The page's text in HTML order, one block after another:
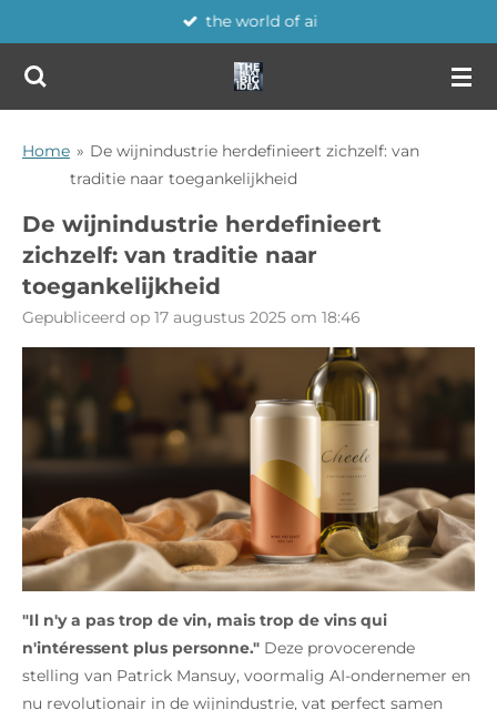
naar
de
the world of ai
Home » De wijnindustrie herdefinieert zichzelf: van
traditie naar toegankelijkheid
De wijnindustrie herdefinieert
zichzelf: van traditie naar
toegankelijkheid
Gepubliceerd op 17 augustus 2025 om 18:46
"Il n'y a pas trop de vin, mais trop de vins qui
n'intéressent plus personne." Deze provocerende
stelling van Patrick Mansuy, voormalig AI-ondernemer en
nu revolutionair in de wijnindustrie, vat perfect samen